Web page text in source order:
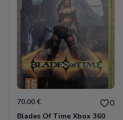
70.00 € 0
Blades Of Time Xbox 360